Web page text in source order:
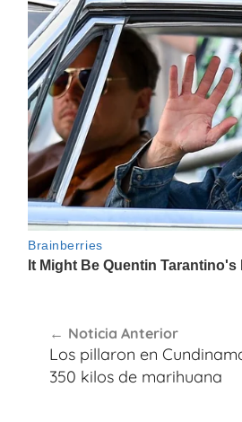
de
entradas
Noticia Anterior
Los pillaron en
350 kilos de marihuana